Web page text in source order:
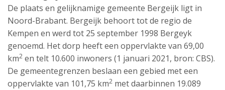
De plaats en gelijknamige gemeente Bergeijk ligt in
Noord-Brabant. Bergeijk behoort tot de regio de
Kempen en werd tot 25 september 1998 Bergeyk
genoemd. Het dorp heeft een oppervlakte van 69,00
km2 en telt 10.600 inwoners (1 januari 2021, bron: CBS).
De gemeentegrenzen beslaan een gebied met een
oppervlakte van 101,75 km2 met daarbinnen 19.089